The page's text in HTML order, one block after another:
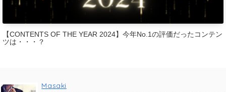
【CONTENTS OF THE YEAR 2024】今年No.1の評価だったコンテン
ツは・・・？
Masaki